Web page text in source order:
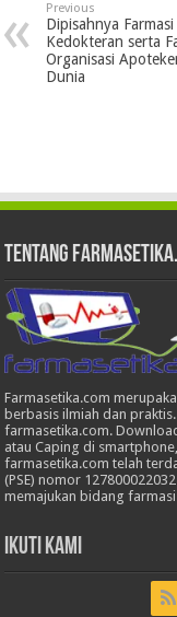
Previous
Dipisahnya
Kedokteran serta
Organisasi
Dunia
Tentang
Farmasetika.com
berbasis ilmiah dan
farmasetika.com.
atau Caping di
farmasetika.com telah
(PSE) nomor
memajukan bidang
Ikuti Kami